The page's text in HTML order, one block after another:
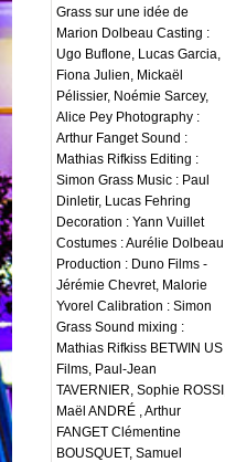
Grass sur une idée de
Marion Dolbeau Casting :
Ugo Buflone, Lucas Garcia,
Fiona Julien, Mickaël
Pélissier, Noémie Sarcey,
Alice Pey Photography :
Arthur Fanget Sound :
Mathias Rifkiss Editing :
Simon Grass Music : Paul
Dinletir, Lucas Fehring
Decoration : Yann Vuillet
Costumes : Aurélie Dolbeau
Production : Duno Films -
Jérémie Chevret, Malorie
Yvorel Calibration : Simon
Grass Sound mixing :
Mathias Rifkiss BETWIN US
Films, Paul-Jean
TAVERNIER, Sophie ROSSI,
Maël ANDRÉ , Arthur
FANGET Clémentine
BOUSQUET, Samuel